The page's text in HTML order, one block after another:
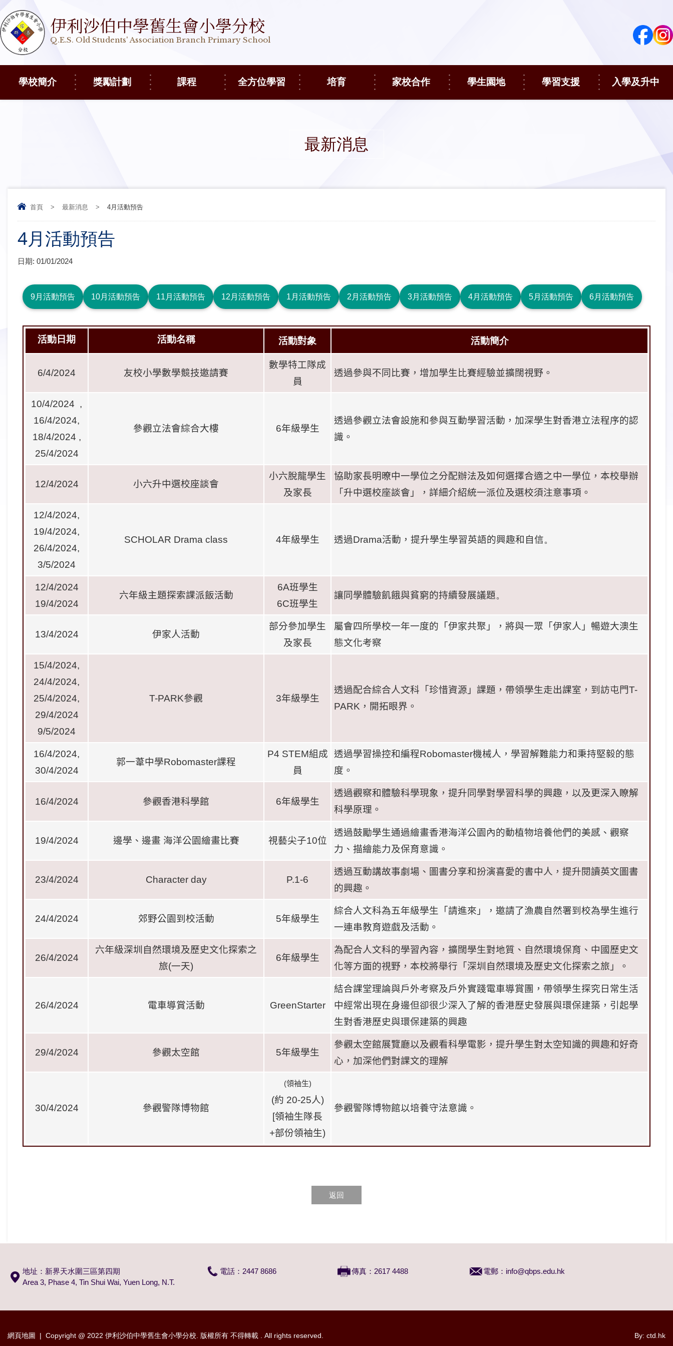
伊利沙伯中學舊生會小學分校
Q.E.S. Old Students' Association Branch Primary School
學校簡介 獎勵計劃 課程 全方位學習 培育 家校合作 學生園地 學習支援 入學及升中
最新消息
首頁 > 最新消息 > 4月活動預告
4月活動預告
日期: 01/01/2024
9月活動預告 10月活動預告 11月活動預告 12月活動預告 1月活動預告 2月活動預告 3月活動預告 4月活動預告 5月活動預告 6月活動預告
活動日期 活動名稱 活動對象 活動簡介
6/4/2024 友校小學數學競技邀請賽
數學特工隊成
員
透過參與不同比賽，增加學生比賽經驗並擴闊視野。
10/4/2024 ,
16/4/2024,
18/4/2024 ,
25/4/2024
參觀立法會綜合大樓 6年級學生
透過參觀立法會設施和參與互動學習活動，加深學生對香港立法程序的認
識。
12/4/2024 小六升中選校座談會
小六脫龍學生
及家長
協助家長明暸中一學位之分配辦法及如何選擇合適之中一學位，本校舉辦
「升中選校座談會」，詳細介紹統一派位及選校須注意事項。
12/4/2024,
19/4/2024,
26/4/2024,
3/5/2024
SCHOLAR Drama class 4年級學生 透過Drama活動，提升學生學習英語的興趣和自信。
12/4/2024
19/4/2024
六年級主題探索課派飯活動
6A班學生
6C班學生
讓同學體驗飢餓與貧窮的持續發展議題。
13/4/2024 伊家人活動
部分參加學生
及家長
屬會四所學校一年一度的「伊家共聚」，將與一眾「伊家人」暢遊大澳生
態文化考察
15/4/2024,
24/4/2024,
25/4/2024,
29/4/2024
9/5/2024
T-PARK參觀 3年級學生
透過配合綜合人文科「珍惜資源」課題，帶領學生走出課室，到訪屯門T-
PARK ，開拓眼界。
16/4/2024,
30/4/2024
郭一葦中學Robomaster課程
P4 STEM組成
員
透過學習操控和編程Robomaster機械人，學習解難能力和秉持堅毅的態
度。
16/4/2024 參觀香港科學館 6年級學生
透過觀察和體驗科學現象，提升同學對學習科學的興趣，以及更深入瞭解
科學原理。
19/4/2024 邊學、邊畫 海洋公園繪畫比賽 視藝尖子10位
透過鼓勵學生通過繪畫香港海洋公園內的動植物培養他們的美感、觀察
力、描繪能力及保育意識。
23/4/2024 Character day P.1-6
透過互動講故事劇場、圖書分享和扮演喜愛的書中人，提升閱讀英文圖書
的興趣。
24/4/2024 郊野公園到校活動 5年級學生
綜合人文科為五年級學生「請進來」，邀請了漁農自然署到校為學生進行
一連串教育遊戲及活動。
26/4/2024
六年級深圳自然環境及歷史文化探索之
旅(一天)
6年級學生
為配合人文科的學習內容，擴闊學生對地質、自然環境保育、中國歷史文
化等方面的視野，本校將舉行「深圳自然環境及歷史文化探索之旅」。
26/4/2024 電車導賞活動 GreenStarter
結合課堂理論與戶外考察及戶外實踐電車導賞團，帶領學生探究日常生活
中經常出現在身邊但卻很少深入了解的香港歷史發展與環保建築，引起學
生對香港歷史與環保建築的興趣
29/4/2024 參觀太空館 5年級學生
參觀太空館展覽廳以及觀看科學電影，提升學生對太空知識的興趣和好奇
心，加深他們對課文的理解
30/4/2024 參觀警隊博物館
(領袖生)
(約 20-25人)
[領袖生隊長
+部份領袖生)
參觀警隊博物館以培養守法意識。
返回
地址：新界天水圍三區第四期
Area 3, Phase 4, Tin Shui Wai, Yuen Long, N.T.
電話：2447 8686 傳真：2617 4488 電郵： info@qbps.edu.hk
網頁地圖 | Copyright @ 2022 伊利沙伯中學舊生會小學分校. 版權所有 不得轉載 . All rights reserved. By: ctd.hk